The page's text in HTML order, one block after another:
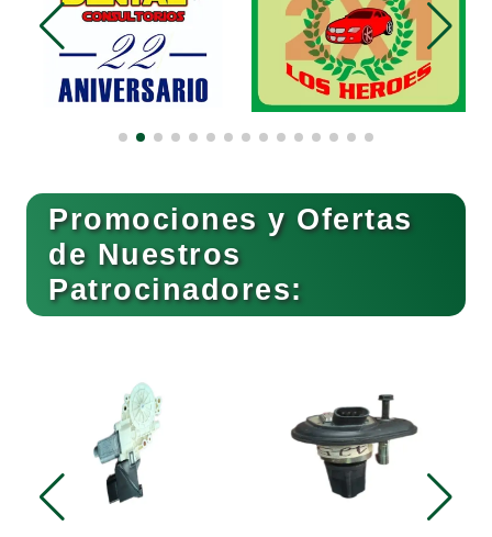
Bordados y Estampados
Buceo
Cafeterías
Cámaras de Comercio
Promociones y Ofertas
de Nuestros
Patrocinadores: